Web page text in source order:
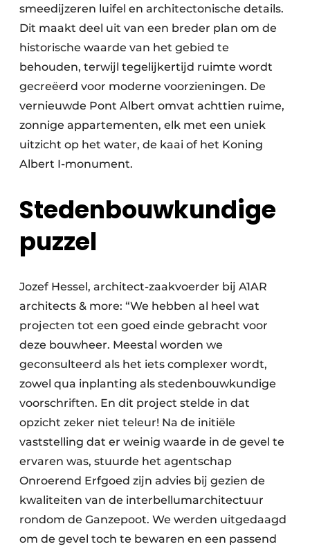
smeedijzeren luifel en architectonische details.
Dit maakt deel uit van een breder plan om de
historische waarde van het gebied te
behouden, terwijl tegelijkertijd ruimte wordt
gecreëerd voor moderne voorzieningen. De
vernieuwde Pont Albert omvat achttien ruime,
zonnige appartementen, elk met een uniek
uitzicht op het water, de kaai of het Koning
Albert I-monument.
Stedenbouwkundige
puzzel
Jozef Hessel, architect-zaakvoerder bij A1AR
architects & more: “We hebben al heel wat
projecten tot een goed einde gebracht voor
deze bouwheer. Meestal worden we
geconsulteerd als het iets complexer wordt,
zowel qua inplanting als stedenbouwkundige
voorschriften. En dit project stelde in dat
opzicht zeker niet teleur! Na de initiële
vaststelling dat er weinig waarde in de gevel te
ervaren was, stuurde het agentschap
Onroerend Erfgoed zijn advies bij gezien de
kwaliteiten van de interbellumarchitectuur
rondom de Ganzepoot. We werden uitgedaagd
om de gevel toch te bewaren en een passend